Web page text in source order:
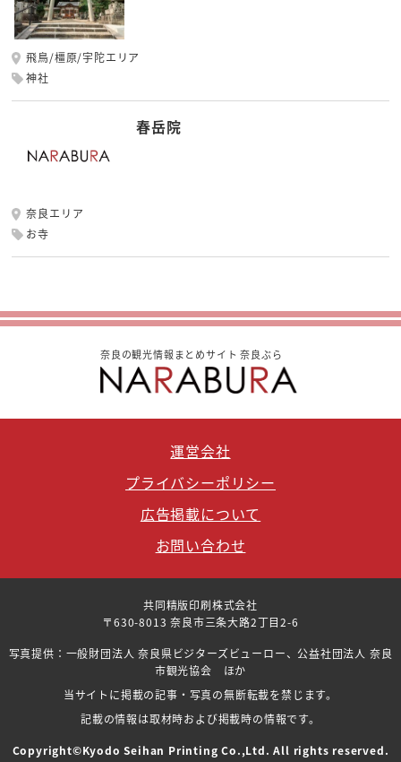
飛鳥/橿原/宇陀エリア
神社
春岳院
奈良エリア
お寺
奈良の観光情報まとめサイト 奈良ぶら
運営会社
プライバシーポリシー
広告掲載について
お問い合わせ
共同精版印刷株式会社
〒630-8013 奈良市三条大路2丁目2-6
写真提供：一般財団法人 奈良県ビジターズビューロー、公益社団法人 奈良
市観光協会 ほか
当サイトに掲載の記事・写真の無断転載を禁じます。
記載の情報は取材時および掲載時の情報です。
Copyright©Kyodo Seihan Printing Co.,Ltd. All rights reserved.